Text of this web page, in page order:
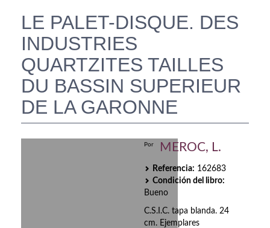
Arte
Astrología. Ocultismo
Autoayuda. Conocimiento personal
Autoayuda. Crecimiento personal
LE PALET-DISQUE. DES
INDUSTRIES
QUARTZITES TAILLES
DU BASSIN SUPERIEUR
DE LA GARONNE
Por MEROC, L.
Referencia: 162683
Condición del libro:
Bueno
C.S.I.C. tapa blanda. 24
cm. Ejemplares